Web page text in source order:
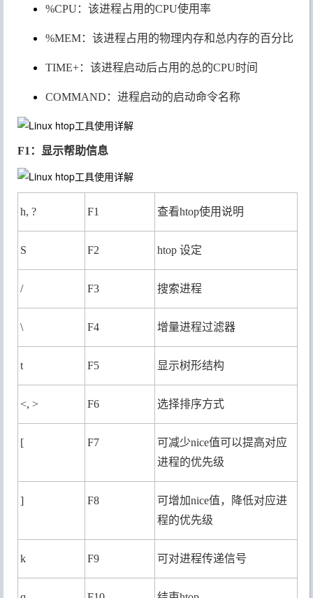
%CPU：该进程占用的CPU使用率
%MEM：该进程占用的物理内存和总内存的百分比
TIME+：该进程启动后占用的总的CPU时间
COMMAND：进程启动的启动命令名称
F1：显示帮助信息
h, ? F1 查看htop使用说明
S F2 htop 设定
/ F3 搜索进程
\ F4 增量进程过滤器
t F5 显示树形结构
<, > F6 选择排序方式
[ F7
可减少nice值可以提高对应
进程的优先级
] F8
可增加nice值，降低对应进
程的优先级
k F9 可对进程传递信号